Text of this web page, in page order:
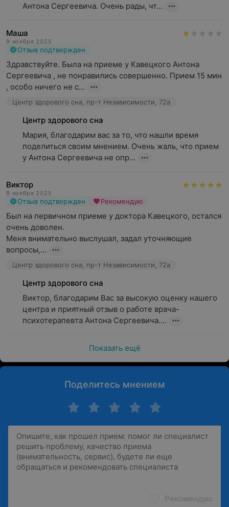
Антона Сергеевича. Очень рады, чт...
Маша
9 ноября 2025
Отзыв подтвержден
Здравствуйте. Была на приеме у Кавецкого Антона
Сергеевича , не понравились совершенно. Прием 15 мин
, особо ничего не с...
Центр здорового сна, пр-т Независимости, 72а
Центр здорового сна
Мария﻿, благодарим вас за то, что нашли время
поделиться своим мнением. Очень жаль, что прием
у Антона Сергеевича не опр...
Виктор
9 ноября 2025
Отзыв подтвержден Рекомендую
Был на первичном приеме у доктора Кавецкого, остался
очень доволен.
Меня внимательно выслушал, задал уточняющие
вопросы,...
Центр здорового сна, пр-т Независимости, 72а
Центр здорового сна
Виктор, благодарим Вас за высокую оценку нашего
центра и приятный отзыв о работе врача-
психотерапевта Антона Сергеевича....
Показать ещё
Поделитесь мнением
Рекомендую